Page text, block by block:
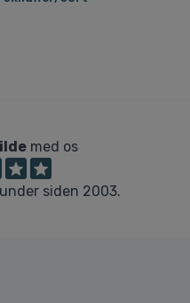
med os
siden 2003.